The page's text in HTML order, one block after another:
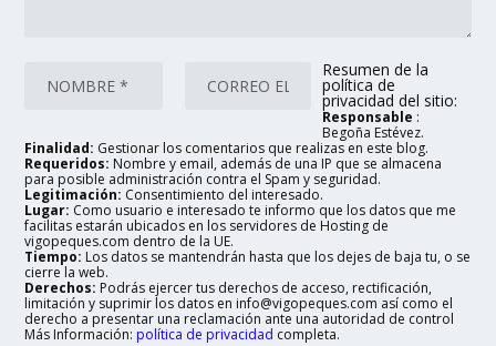
Resumen de la
política de
privacidad del sitio:
Responsable :
Begoña Estévez.
Finalidad: Gestionar los comentarios que realizas en este blog.
Requeridos: Nombre y email, además de una IP que se almacena
para posible administración contra el Spam y seguridad.
Legitimación: Consentimiento del interesado.
Lugar: Como usuario e interesado te informo que los datos que me
facilitas estarán ubicados en los servidores de Hosting de
vigopeques.com dentro de la UE.
Tiempo: Los datos se mantendrán hasta que los dejes de baja tu, o se
cierre la web.
Derechos: Podrás ejercer tus derechos de acceso, rectificación,
limitación y suprimir los datos en info@vigopeques.com así como el
derecho a presentar una reclamación ante una autoridad de control
Más Información: política de privacidad completa.